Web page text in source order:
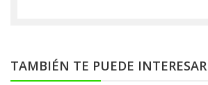
TAMBIÉN TE PUEDE INTERESAR